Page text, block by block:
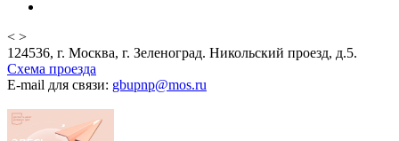
< >
124536, г. Москва, г. Зеленоград. Никольский проезд, д.5.
Схема проезда
E-mail для связи: gbupnp@mos.ru